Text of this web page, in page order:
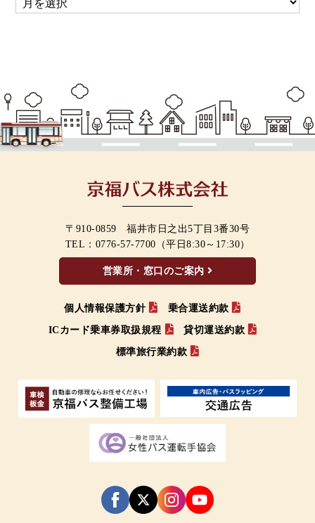
〒910-0859 福井市日之出5丁目3番30号
TEL： 0776-57-7700 （平日8:30～17:30）
営業所・窓口のご案内
個人情報保護方針 乗合運送約款
ICカード乗車券取扱規程 貸切運送約款
標準旅行業約款